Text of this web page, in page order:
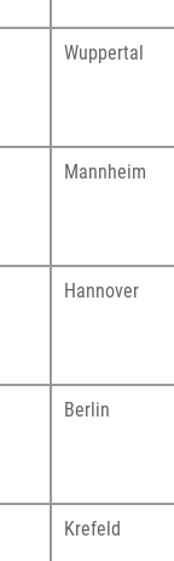
Wuppertal
Mannheim
Hannover
Berlin
Krefeld